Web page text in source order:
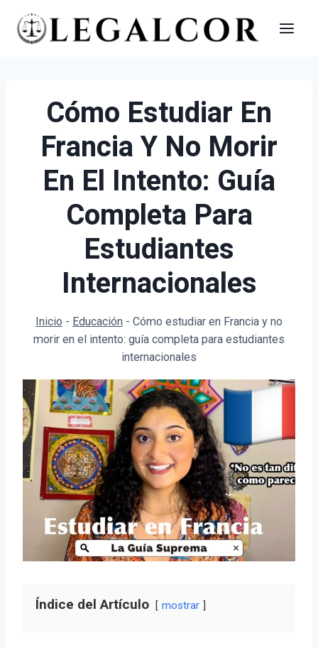
Saltar
Cómo Estudiar En
Francia Y No Morir
En El Intento: Guía
Completa Para
Estudiantes
Internacionales
Inicio - Educación - Cómo estudiar en Francia y no
morir en el intento: guía completa para estudiantes
internacionales
Índice del Artículo mostrar